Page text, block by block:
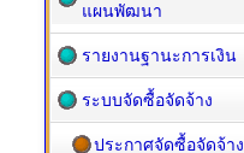
แผนพัฒนา
รายงานฐานะการเงิน
ระบบจัดซื้อจัดจ้าง
ประกาศจัดซื้อจัดจ้าง